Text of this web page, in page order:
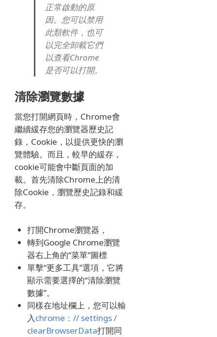
正常啟動的原
因。 您可以禁用
此類軟件，也可
以完全卸載它們
以查看Chrome
是否可以打開。
清除瀏覽數據
當您打開網頁時，Chrome會
繼續緩存您的瀏覽器歷史記
錄，Cookie，以提供更快的瀏
覽體驗。 而且，較早的緩存，
cookie可能會中斷頁面的加
載。 首先清除Chrome上的清
除Cookie，瀏覽歷史記錄和緩
存。
打開Chrome瀏覽器，
轉到Google Chrome瀏覽
器右上角的“菜單”圖標
單擊“更多工具”選項，它將
顯示需要選擇的“清除瀏覽
數據”。
同樣在地址欄上，您可以輸
入chrome：// settings /
clearBrowserData打開同